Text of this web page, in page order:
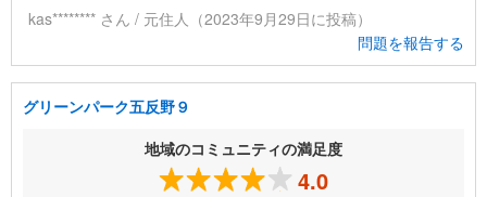
kas******** さん / 元住人（2023年9月29日に投稿）
問題を報告する
グリーンパーク五反野９
地域のコミュニティの満足度
4.0